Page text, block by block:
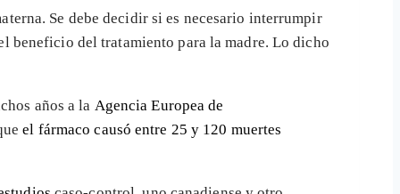
Se debe decidir si es necesario interrumpir
beneficio del tratamiento para la madre. Lo dicho
años a la Agencia Europea de
el fármaco causó entre 25 y 120 muertes